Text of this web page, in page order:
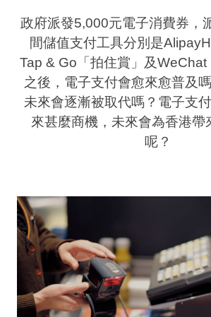
業
科
技
職
專
欄
訂
政府派發5,000元電子消費券，
間儲值支付工具分別是
Tap & Go「拍住賞」及WeChat
之後，電子支付會愈來愈普及
未來會逐漸被取代嗎？電子支
來甚麼商機，未來會為香港帶
呢？